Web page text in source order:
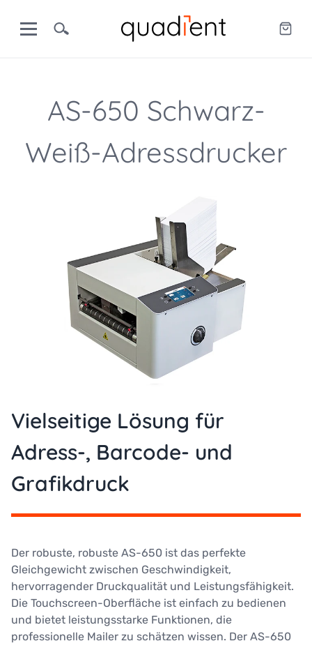
AS-650 Schwarz-
Weiß-Adressdrucker
Vielseitige Lösung für
Adress-, Barcode- und
Grafikdruck
Der robuste, robuste AS-650 ist das perfekte
Gleichgewicht zwischen Geschwindigkeit,
hervorragender Druckqualität und Leistungsfähigkeit.
Die Touchscreen-Oberfläche ist einfach zu bedienen
und bietet leistungsstarke Funktionen, die
professionelle Mailer zu schätzen wissen. Der AS-650